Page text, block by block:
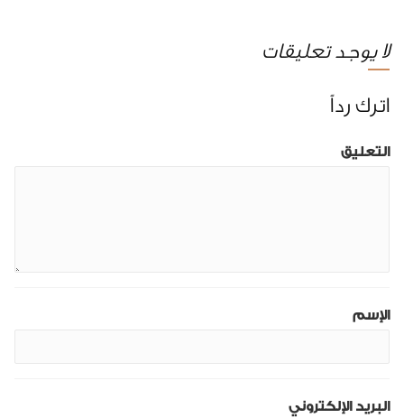
لا يوجد تعليقات
اترك رداً
التعليق
الإسم
البريد الإلكتروني